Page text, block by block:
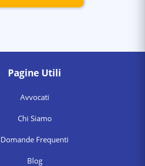
Pagine Utili
Avvocati
Chi Siamo
Domande Frequenti
Blog